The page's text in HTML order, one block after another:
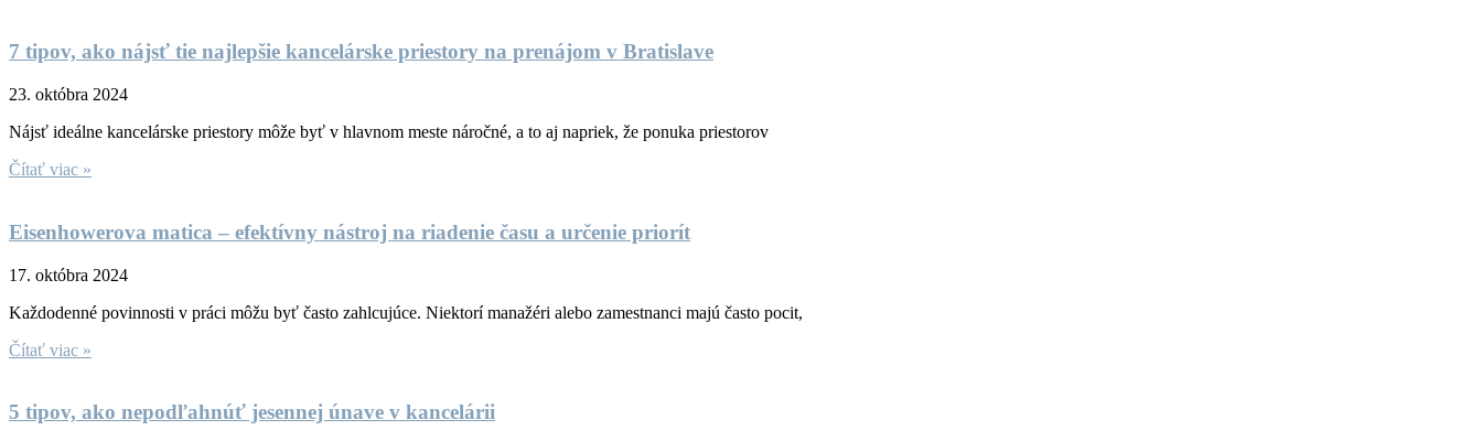
7 tipov, ako nájsť tie najlepšie kancelárske priestory na prenájom v Bratislave
23. októbra 2024
Nájsť ideálne kancelárske priestory môže byť v hlavnom meste náročné, a to aj napriek, že ponuka priestorov
Čítať viac »
Eisenhowerova matica – efektívny nástroj na riadenie času a určenie priorít
17. októbra 2024
Každodenné povinnosti v práci môžu byť často zahlcujúce. Niektorí manažéri alebo zamestnanci majú často pocit,
Čítať viac »
5 tipov, ako nepodľahnúť jesennej únave v kancelárii